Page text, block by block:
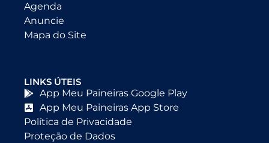
Agenda
Anuncie
Mapa do Site
LINKS ÚTEIS
App Meu Paineiras Google Play
App Meu Paineiras App Store
Política de Privacidade
Proteção de Dados